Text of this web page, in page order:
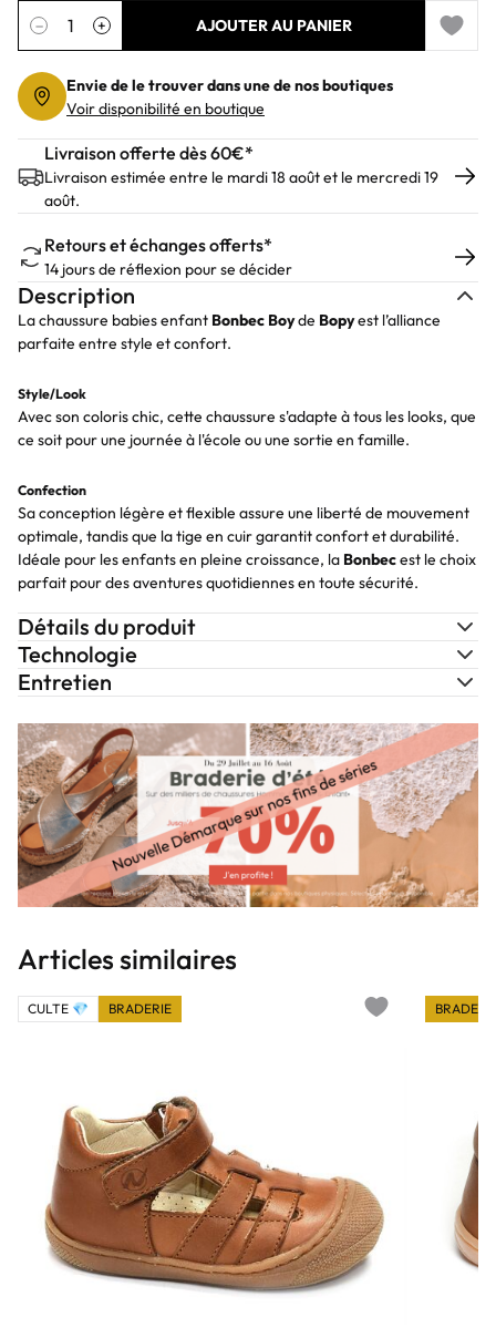
Quantité
− + AJOUTER AU PANIER
Add to
Envie de le trouver dans une de nos boutiques
Voir disponibilité en boutique
Livraison offerte dès 60€*
Livraison estimée entre le mardi 18 août et le mercredi 19
août.
Retours et échanges offerts*
14 jours de réflexion pour se décider
Description
La chaussure babies enfant Bonbec Boyde Bopyest l’alliance
parfaite entre style et confort.
Style/Look
Avec son coloris chic, cette chaussure s'adapte à tous les looks, que
ce soit pour une journée à l'école ou une sortie en famille.
Confection
Sa conception légère et flexible assure une liberté de mouvement
optimale, tandis que la tige en cuir garantit confort et durabilité.
Idéale pour les enfants en pleine croissance, la Bonbecest le choix
parfait pour des aventures quotidiennes en toute sécurité.
Détails du produit
Technologie
Entretien
Articles similaires
CULTE 💎 BRADERIE